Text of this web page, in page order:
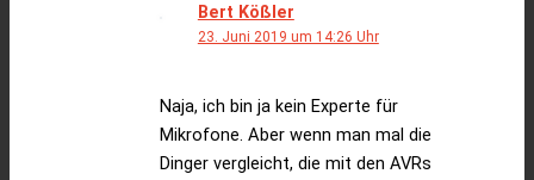
Bert Kößler
23. Juni 2019 um 14:26 Uhr
Naja, ich bin ja kein Experte für
Mikrofone. Aber wenn man mal die
Dinger vergleicht, die mit den AVRs